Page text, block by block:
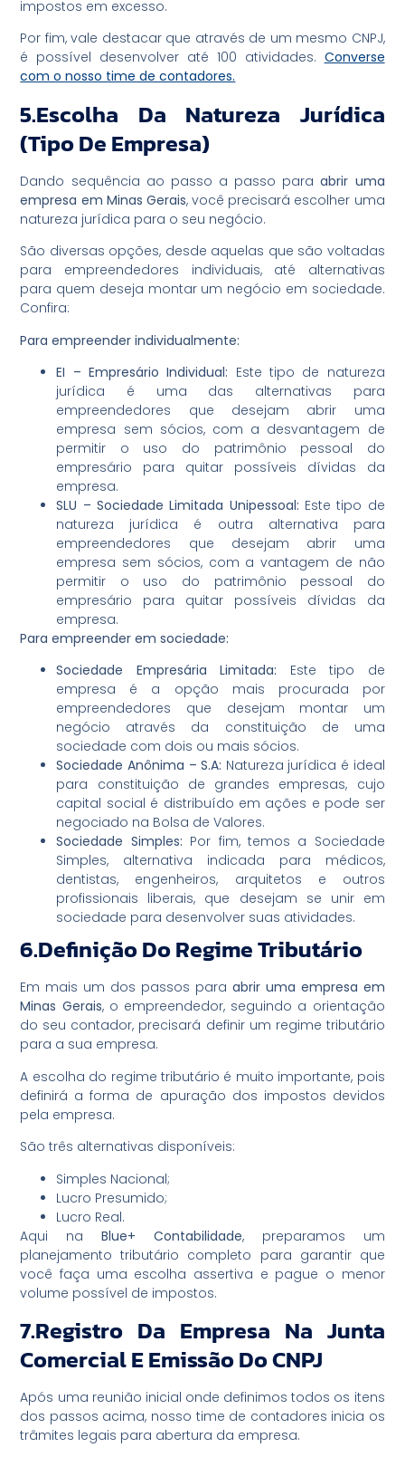
impostos em excesso.
Por fim, vale destacar que através de um mesmo CNPJ,
é possível desenvolver até 100 atividades. Converse
com o nosso time de contadores.
5.Escolha Da Natureza Jurídica
(tipo De Empresa)
Dando sequência ao passo a passo paraabrir uma
empresa em Minas Gerais, você precisará escolher uma
natureza jurídica para o seu negócio.
São diversas opções, desde aquelas que são voltadas
para empreendedores individuais, até alternativas
para quem deseja montar um negócio em sociedade.
Confira:
Para empreender individualmente:
EI – Empresário Individual: Este tipo de natureza
jurídica é uma das alternativas para
empreendedores que desejam abrir uma
empresa sem sócios, com a desvantagem de
permitir o uso do patrimônio pessoal do
empresário para quitar possíveis dívidas da
empresa.
SLU – Sociedade Limitada Unipessoal: Este tipo de
natureza jurídica é outra alternativa para
empreendedores que desejam abrir uma
empresa sem sócios, com a vantagem de não
permitir o uso do patrimônio pessoal do
empresário para quitar possíveis dívidas da
empresa.
Para empreender em sociedade:
Sociedade Empresária Limitada: Este tipo de
empresa é a opção mais procurada por
empreendedores que desejam montar um
negócio através da constituição de uma
sociedade com dois ou mais sócios.
Sociedade Anônima – S.A: Natureza jurídica é ideal
para constituição de grandes empresas, cujo
capital social é distribuído em ações e pode ser
negociado na Bolsa de Valores.
Sociedade Simples: Por fim, temos a Sociedade
Simples, alternativa indicada para médicos,
dentistas, engenheiros, arquitetos e outros
profissionais liberais, que desejam se unir em
sociedade para desenvolver suas atividades.
6.Definição Do Regime Tributário
Em mais um dos passos para abrir uma empresa em
Minas Gerais, o empreendedor, seguindo a orientação
do seu contador, precisará definir um regime tributário
para a sua empresa.
A escolha do regime tributário é muito importante, pois
definirá a forma de apuração dos impostos devidos
pela empresa.
São três alternativas disponíveis:
Simples Nacional;
Lucro Presumido;
Lucro Real.
Aqui naBlue+ Contabilidade, preparamos um
planejamento tributário completo para garantir que
você faça uma escolha assertiva e pague o menor
volume possível de impostos.
7.Registro Da Empresa Na Junta
Comercial E Emissão Do CNPJ
Após uma reunião inicial onde definimos todos os itens
dos passos acima, nosso time de contadores inicia os
trâmites legais para abertura da empresa.